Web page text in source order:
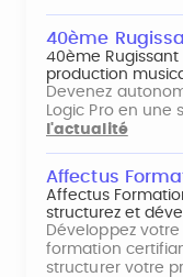
40ème
40ème
production
Devenez
Logic Pro en une
l'actualité
Affectus
Affectus
structurez et
Développez
formation
structurer votre